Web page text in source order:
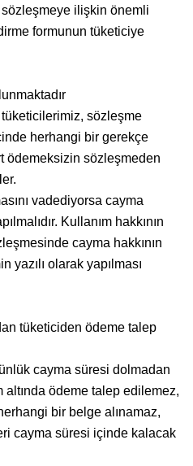
ilişkin önemli
formunun tüketiciye
sözleşme
herhangi bir gerekçe
ödemeksizin sözleşmeden
vadediyorsa cayma
Kullanım hakkının
cayma hakkının
yazılı olarak yapılması
tüketiciden ödeme talep
cayma süresi dolmadan
ödeme talep edilemez,
bir belge alınamaz,
cayma süresi içinde kalacak